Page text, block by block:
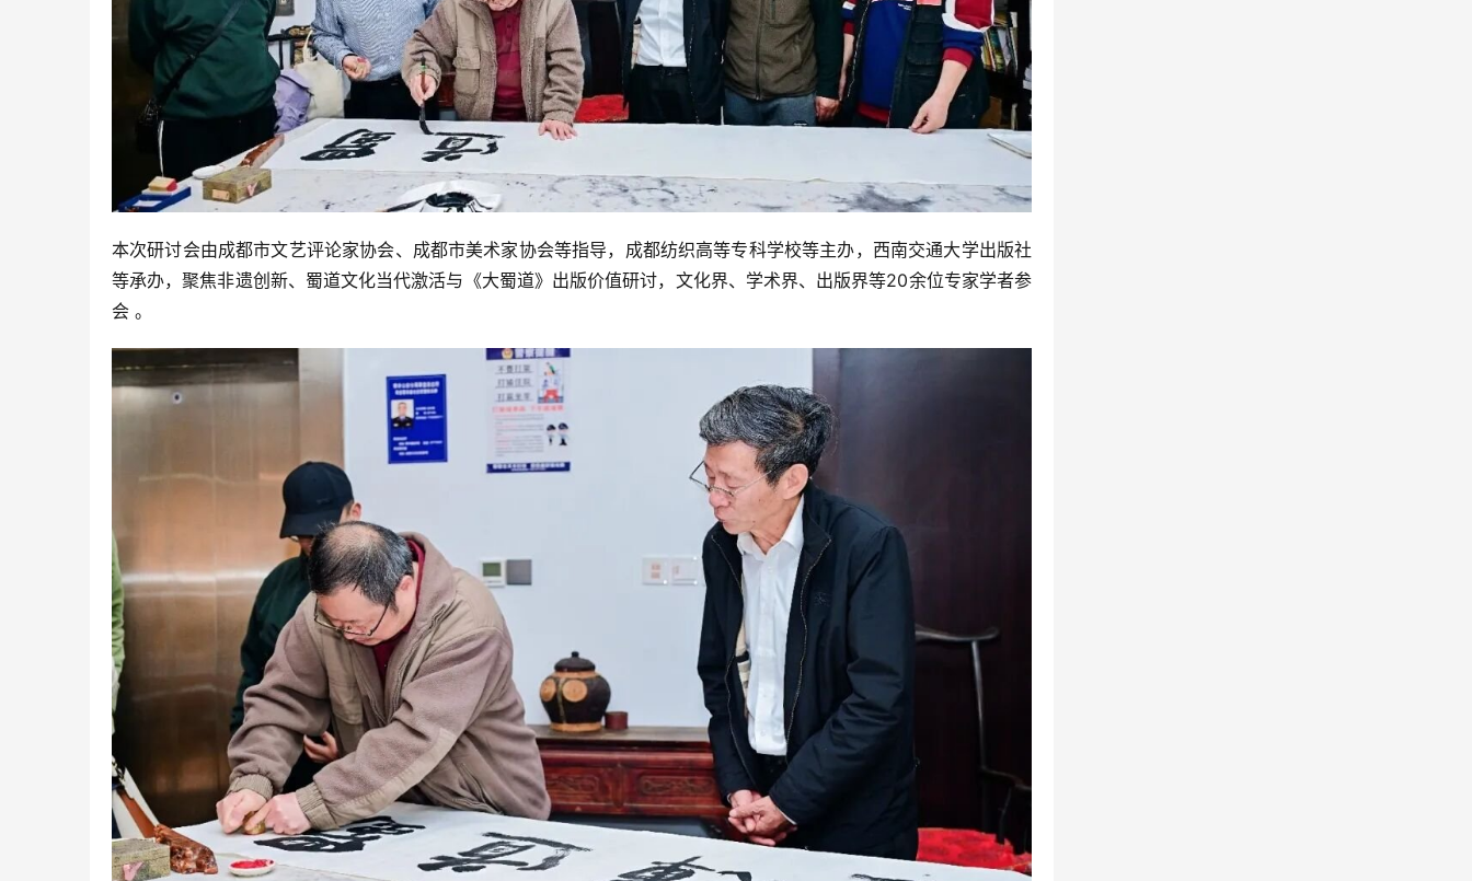
本次研讨会由成都市文艺评论家协会、成都市美术家协会等指导，成都纺织高等专科学校等主办，西南交通大学出版社
等承办，聚焦非遗创新、蜀道文化当代激活与《大蜀道》出版价值研讨，文化界、学术界、出版界等20余位专家学者参
会 。